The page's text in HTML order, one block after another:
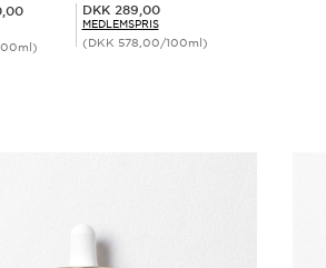
Medlemspris DKK 289,00
DKK 289,00
MEDLEMSPRIS
(DKK 578,00/100ml)